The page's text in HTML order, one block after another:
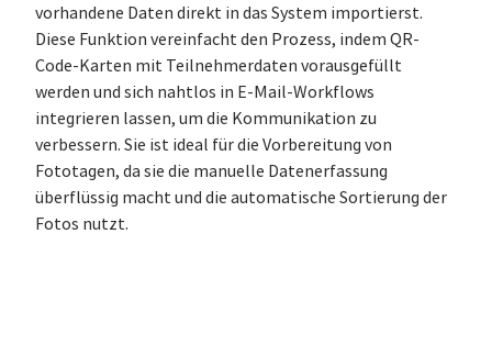
vorhandene Daten direkt in das System importierst.
Diese Funktion vereinfacht den Prozess, indem QR-
Code-Karten mit Teilnehmerdaten vorausgefüllt
werden und sich nahtlos in E-Mail-Workflows
integrieren lassen, um die Kommunikation zu
verbessern. Sie ist ideal für die Vorbereitung von
Fototagen, da sie die manuelle Datenerfassung
überflüssig macht und die automatische Sortierung der
Fotos nutzt.